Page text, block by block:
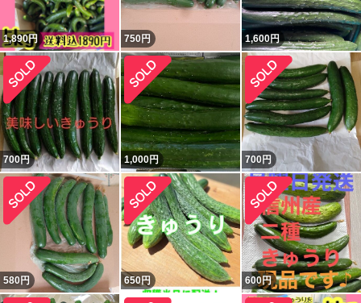
1,890円 750円 1,600円
700円 1,000円 700円
580円 650円 600円